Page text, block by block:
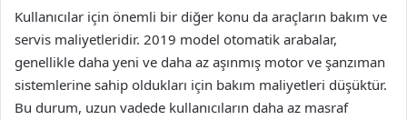
Kullanıcılar için önemli bir diğer konu da araçların bakım ve
servis maliyetleridir. 2019 model otomatik arabalar,
genellikle daha yeni ve daha az aşınmış motor ve şanzıman
sistemlerine sahip oldukları için bakım maliyetleri düşüktür.
Bu durum, uzun vadede kullanıcıların daha az masraf